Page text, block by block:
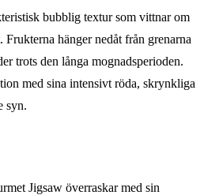
bubblig textur som vittnar om
hänger nedåt från grenarna
trots den långa mognadsperioden.
med sina intensivt röda, skrynkliga
syn.
Jigsaw överraskar med sin